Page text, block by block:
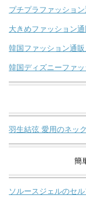
プチプラファッショ
大きめファッション
韓国ファッション通
韓国ディズニーファ
羽生結弦 愛用のネッ
簡
ソルースジェルのセ